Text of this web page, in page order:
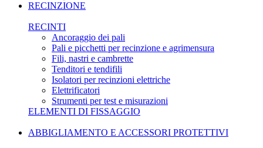
RECINZIONE
RECINTI
Ancoraggio dei pali
Pali e picchetti per recinzione e agrimensura
Fili, nastri e cambrette
Tenditori e tendifili
Isolatori per recinzioni elettriche
Elettrificatori
Strumenti per test e misurazioni
ELEMENTI DI FISSAGGIO
ABBIGLIAMENTO E ACCESSORI PROTETTIVI